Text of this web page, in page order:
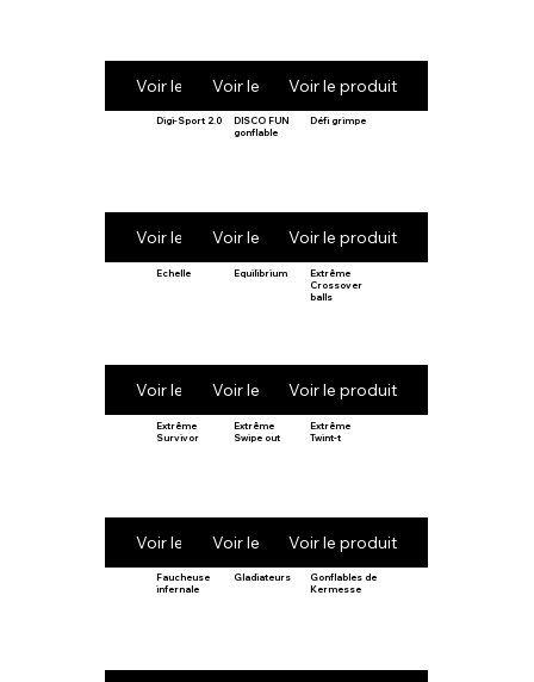
Voir le produitVoir le produitVoir le produit
Digi-Sport 2.0
Voir le produit
DISCO FUN
gonflable
Voir le produit
Défi grimpe
Voir le produit
Echelle
Voir le produit
Equilibrium
Voir le produit
Extrême
Crossover
balls
Voir le produit
Extrême
Survivor
Voir le produit
Extrême
Swipe out
Voir le produit
Extrême
Twint-t
Voir le produit
Faucheuse
infernale
Gladiateurs
Gonflables de
Kermesse